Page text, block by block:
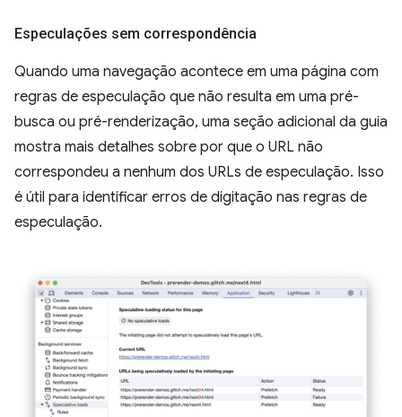
Especulações sem correspondência
Quando uma navegação acontece em uma página com
regras de especulação que não resulta em uma pré-
busca ou pré-renderização, uma seção adicional da guia
mostra mais detalhes sobre por que o URL não
correspondeu a nenhum dos URLs de especulação. Isso
é útil para identificar erros de digitação nas regras de
especulação.